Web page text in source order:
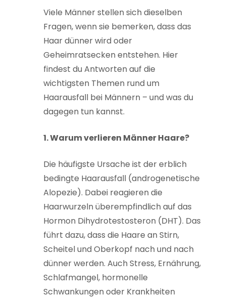
Viele Männer stellen sich dieselben
Fragen, wenn sie bemerken, dass das
Haar dünner wird oder
Geheimratsecken entstehen. Hier
findest du Antworten auf die
wichtigsten Themen rund um
Haarausfall bei Männern – und was du
dagegen tun kannst.
1. Warum verlieren Männer Haare?
Die häufigste Ursache ist der erblich
bedingte Haarausfall (androgenetische
Alopezie). Dabei reagieren die
Haarwurzeln überempfindlich auf das
Hormon Dihydrotestosteron (DHT). Das
führt dazu, dass die Haare an Stirn,
Scheitel und Oberkopf nach und nach
dünner werden. Auch Stress, Ernährung,
Schlafmangel, hormonelle
Schwankungen oder Krankheiten